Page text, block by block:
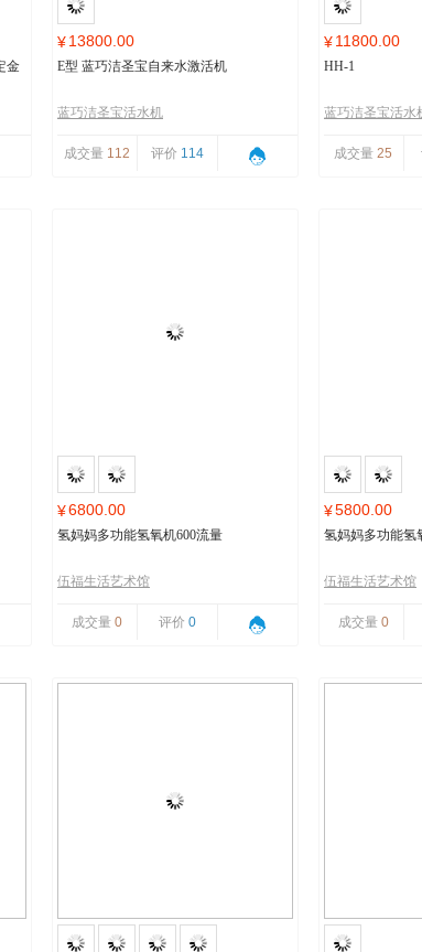
金
¥13800.00
E型 蓝巧洁圣宝自来水激活机
蓝巧洁圣宝活水机
成交量 112 评价 114
¥11800.00
HH-1
蓝巧洁圣宝活水
成交量25
¥6800.00
氢妈妈多功能氢氧机600流量
伍福生活艺术馆
成交量 0 评价 0
¥5800.00
氢妈妈多功能氢
伍福生活艺术馆
成交量 0